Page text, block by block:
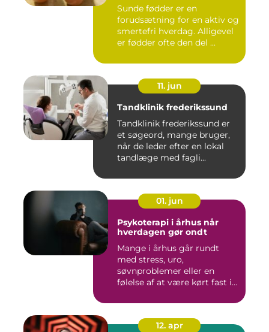
Sunde fødder er en
forudsætning for en aktiv og
smertefri hverdag. Alligevel
er fødder ofte den del ...
11. jun
Tandklinik frederikssund
Tandklinik frederikssund er
et søgeord, mange bruger,
når de leder efter en lokal
tandlæge med fagli...
01. jun
Psykoterapi i århus når
hverdagen gør ondt
Mange i århus går rundt
med stress, uro,
søvnproblemer eller en
følelse af at være kørt fast i
12. apr